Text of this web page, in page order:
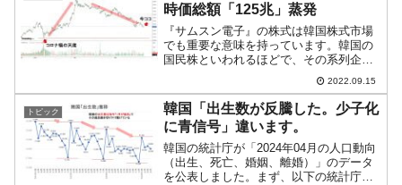
時価総額「125兆」蒸発
『サムスン電子』の株式は韓国株式市場
でも重要な意味を持っています。韓国の
国民株といわれるほどで、その系列企業
も含めた時価総額が市場に占める割合は
31.35％（2021年11月末時点／以下『金
融投資協会』出典）。⇒参照・引用元：
『韓国金融投資...
2022.09.15
トピック
韓国「出生数が反騰した。少子化
に青信号」違います。
韓国の統計庁が「2024年04月の人口動向
（出生、死亡、婚姻、離婚）」のデータ
を公表しました。まず、以下の統計庁の